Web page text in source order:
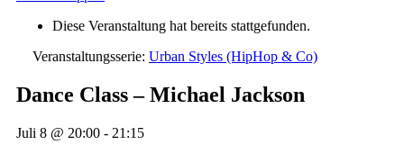
Diese Veranstaltung hat bereits stattgefunden.
Veranstaltungsserie: Urban Styles (HipHop & Co)
Dance Class – Michael Jackson
Juli 8 @ 20:00 - 21:15